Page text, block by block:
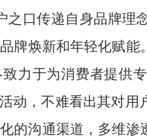
之口传递自身品牌理
牌焕新和年轻化赋能
力于为消费者提供
动，不难看出其对
的沟通渠道，多维